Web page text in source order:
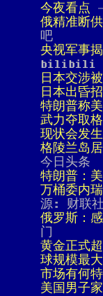
今夜看点
俄精准断
吧
央视军事
bilibili
日本交涉
日本出昏
特朗普称
武力夺取
现状会发
格陵兰岛
今日头条
特朗普：
万桶委内
源: 财联
俄罗斯：
门
黄金正式
球规模最
市场有何
美国男子